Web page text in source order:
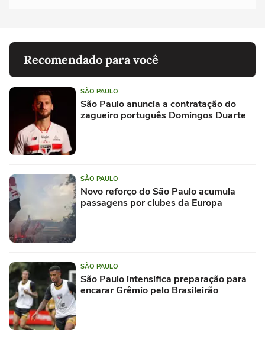
Recomendado para você
SÃO PAULO
São Paulo anuncia a contratação do
zagueiro português Domingos Duarte
SÃO PAULO
Novo reforço do São Paulo acumula
passagens por clubes da Europa
SÃO PAULO
São Paulo intensifica preparação para
encarar Grêmio pelo Brasileirão